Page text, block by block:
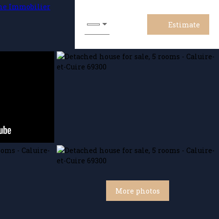
Estimate
More photos